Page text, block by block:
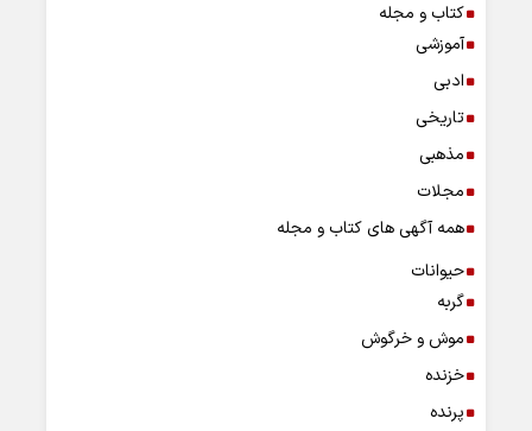
کتاب و مجله
آموزشی
ادبی
تاریخی
مذهبی
مجلات
همه آگهی های کتاب و مجله
حیوانات
گربه
موش و خرگوش
خزنده
پرنده